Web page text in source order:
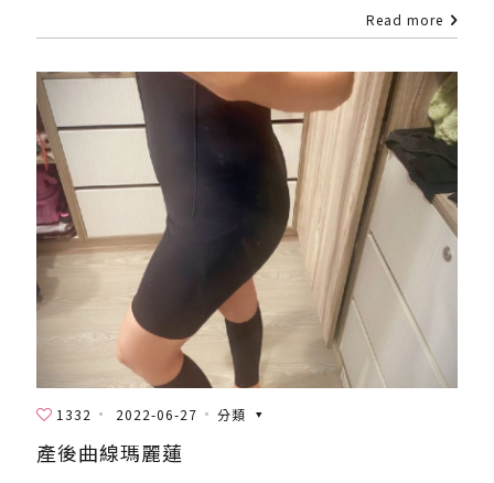
Read more
1332 2022-06-27 分類
產後曲線瑪麗蓮